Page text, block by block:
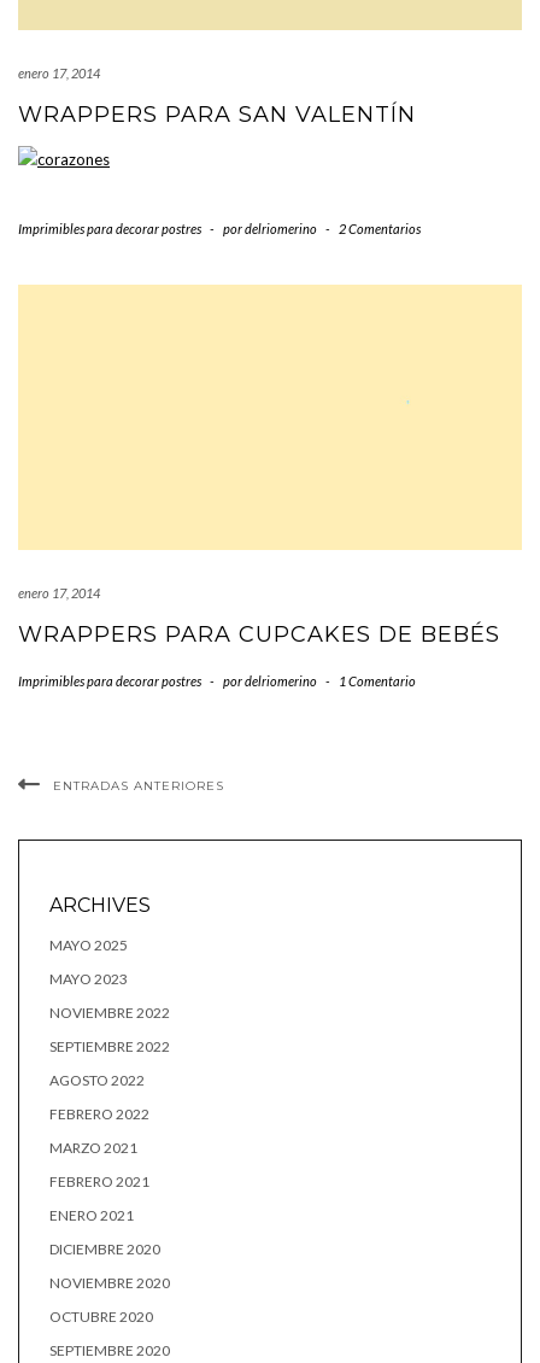
enero 17, 2014
WRAPPERS PARA SAN VALENTÍN
Imprimibles para decorar postres - pordelriomerino - 2 Comentarios
enero 17, 2014
WRAPPERS PARA CUPCAKES DE BEBÉS
Imprimibles para decorar postres - pordelriomerino - 1 Comentario
ENTRADAS ANTERIORES
ARCHIVES
MAYO 2025
MAYO 2023
NOVIEMBRE 2022
SEPTIEMBRE 2022
AGOSTO 2022
FEBRERO 2022
MARZO 2021
FEBRERO 2021
ENERO 2021
DICIEMBRE 2020
NOVIEMBRE 2020
OCTUBRE 2020
SEPTIEMBRE 2020